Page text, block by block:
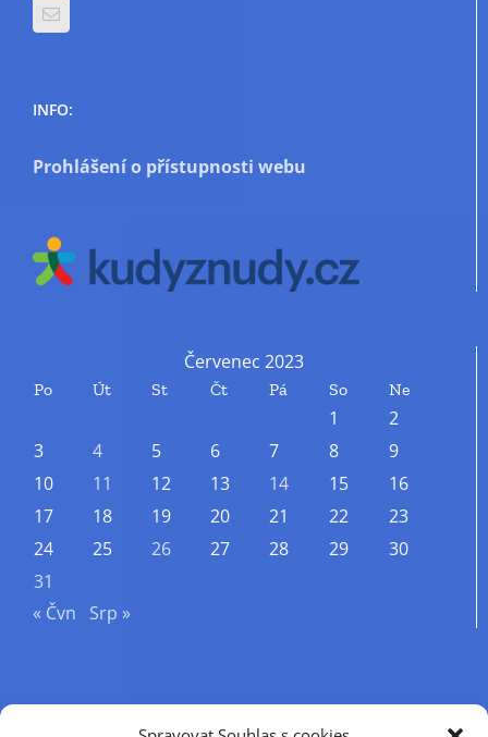
INFO:
Prohlášení o přístupnosti webu
Červenec 2023
Po Út St Čt Pá So Ne
1
2
3
4 5 6 7 8
9
10
11 12 13 14 15
16
17
18 19 20 21 22
23
24
25 26 27 28 29
30
31
« Čvn
Srp »
Příjmení